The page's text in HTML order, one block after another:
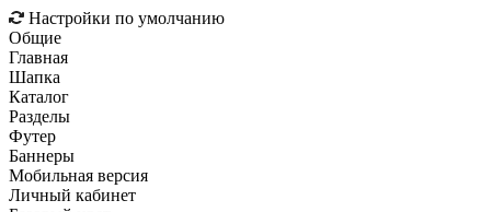
Настройки по умолчанию
Общие
Главная
Шапка
Каталог
Разделы
Футер
Баннеры
Мобильная версия
Личный кабинет